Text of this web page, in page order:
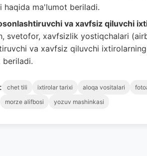
haqida ma'lumot beriladi.
va xavfsiz qiluvchi
svetofor, xavfsizlik yostiqchalari
va xavfsiz qiluvchi
beriladi.
chet tili ixtirolar tarixi aloqa vositalari
morze alifbosi yozuv mashinkasi